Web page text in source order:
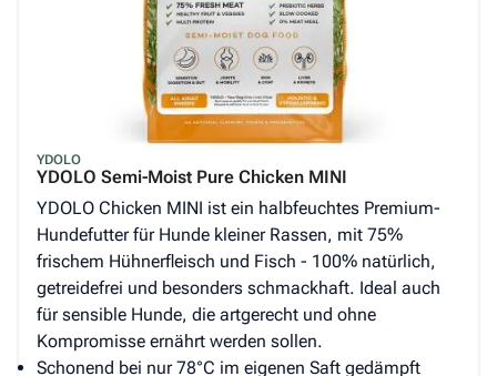
YDOLO
YDOLO Semi-Moist Pure Chicken MINI
YDOLO Chicken MINI ist ein halbfeuchtes Premium-
Hundefutter für Hunde kleiner Rassen, mit 75%
frischem Hühnerfleisch und Fisch - 100% natürlich,
getreidefrei und besonders schmackhaft. Ideal auch
für sensible Hunde, die artgerecht und ohne
Kompromisse ernährt werden sollen.
Schonend bei nur 78°C im eigenen Saft gedämpft